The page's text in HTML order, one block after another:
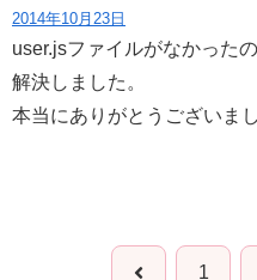
2014年10月23日
user.jsファイルがなかった
解決しました。
本当にありがとうございまし
前 1